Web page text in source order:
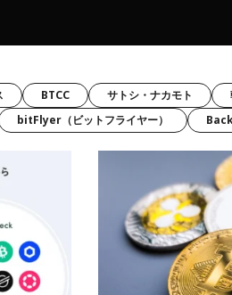
BTCC サトシ・ナカモト
bitFlyer（ビットフライヤー）